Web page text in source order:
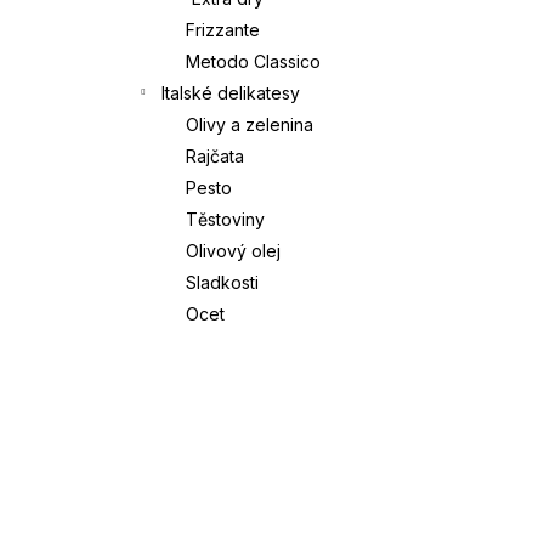
Frizzante
Metodo Classico
Italské delikatesy
Olivy a zelenina
Rajčata
Pesto
Těstoviny
Olivový olej
Sladkosti
Ocet
CANOVA VERONESE ROSSO IGT | CÀ
DEI MAGHI | 0,75L
379 Kč